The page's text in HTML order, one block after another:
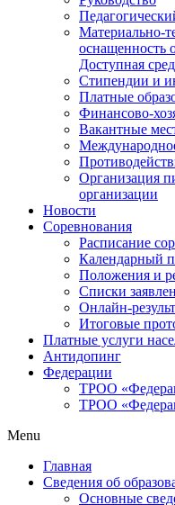
Материально-
оснащенность
Доступная
Стипендии и
Платные
Финансово-
Вакантные
Организация
организации
Новости
Соревнования
Расписание
Календарный
Положения и
Списки
Онлайн-
Итоговые
Платные услуги
Антидопинг
Федерации
ТРОО
ТРОО
Menu
Главная
Сведения об
Основные